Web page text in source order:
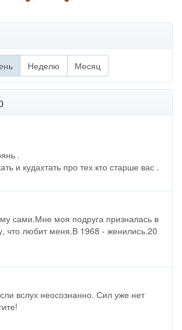
(активная вкладка)
Неделю Месяц
.
и кудахтать про тех кто старше вас .
сами.Мне моя подруга призналась в
что любит меня.В 1968 - женились.20
вслух неосознанно. Сил уже нет